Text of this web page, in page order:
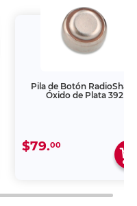
Pila de Botón
Óxido de Plata 392
$79.00